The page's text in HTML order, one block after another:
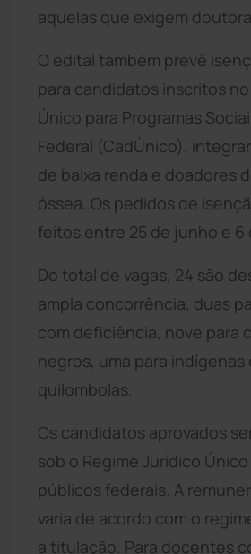
aquelas que exigem
O edital também prevê
para candidatos inscritos
Único para Programas
Federal (CadÚnico),
de baixa renda e doadores
óssea. Os pedidos de
feitos entre 25 de junho e 6
Do total de vagas, 24 são
ampla concorrência, duas
com deficiência, nove para
negros, uma para indígenas
quilombolas.
Os candidatos aprovados
sob o Regime Jurídico
públicos federais. A
varia de acordo com o
a titulação. Para docentes